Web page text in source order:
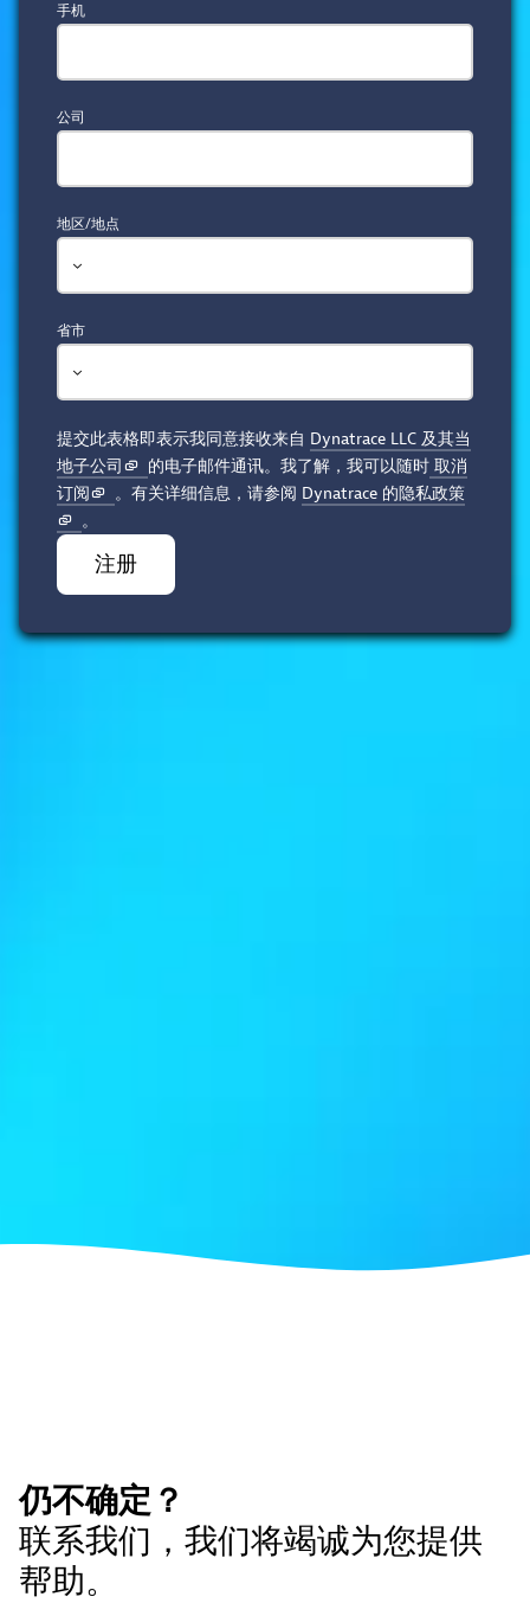
手机
公司
地区/地点
省市
提交此表格即表示我同意接收来自 Dynatrace LLC 及其当
地子公司
的电子邮件通讯。我了解，我可以随时 取消
订阅
。有关详细信息，请参阅 Dynatrace 的隐私政策
。
注册
仍不确定？
联系我们，我们将竭诚为您提供
帮助。